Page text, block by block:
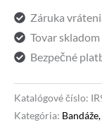
Záruka
Tovar
Bezpečné
Katalógové číslo:
Kategória: